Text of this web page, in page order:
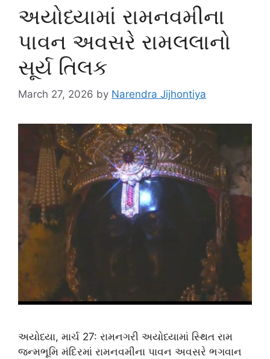
અયોધ્યામાં રામનવમીના
પાવન અવસરે રામલલાનો
સૂર્ય તિલક
March 27, 2026 by Narendra Jijhontiya
અયોધ્યા, માર્ચ 27: રામનગરી અયોધ્યામાં સ્થિત રામ
જન્મભૂમિ મંદિરમાં રામનવમીના પાવન અવસરે ભગવાન